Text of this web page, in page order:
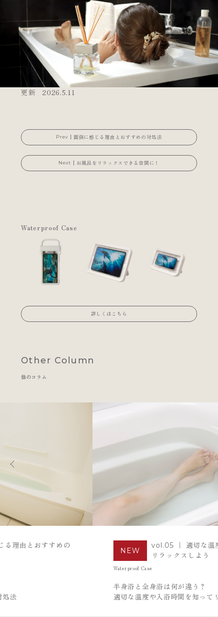
更新 2026.5.11
お風呂をリラックスできる空間に！
面倒に感じる理由とおすすめの対処法
Waterproof Case
詳しくはこちら
Other Column
他のコラム
vol.05 ｜ 適切な温度や入浴時間を知って
半身浴と全身浴は何が違う？
適切な温度や入浴時間を知ってリラックスしよう